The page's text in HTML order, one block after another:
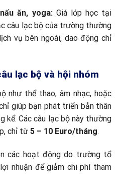
ăn, yoga:Giá lớp học tại
câu lạc bộ của trường thường
vụ bên ngoài, dao động chỉ
lạc bộ và hội nhóm
như thể thao, âm nhạc, hoặc
giúp bạn phát triển bản thân
kể. Các câu lạc bộ này thường
chỉ từ 5 – 10 Euro/tháng.
các hoạt động do trường tổ
nhuận để giảm chi phí tham